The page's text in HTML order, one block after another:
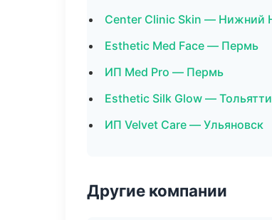
Center Clinic Skin — Нижний
Esthetic Med Face — Пермь
ИП Med Pro — Пермь
Esthetic Silk Glow — Тольятти
ИП Velvet Care — Ульяновск
Другие компании